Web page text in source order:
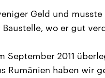
Geld und
wo er gut
September 2011
Rumänien haben wir